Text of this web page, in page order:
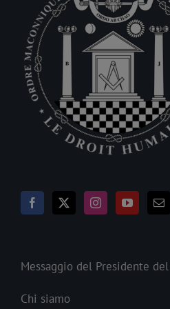
Messaggio del Presidente
Chi siamo